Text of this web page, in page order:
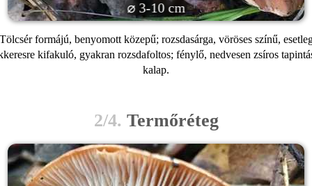
formájú, benyomott közepű; rozsdasárga, vöröses színű,
kifakuló, gyakran rozsdafoltos; fénylő, nedvesen zsíros
kalap.
⌀ 3-10 cm
2/4. Termőréteg